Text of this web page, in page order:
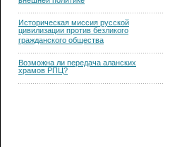
Историческая миссия русской
цивилизации против безликого
гражданского общества
Возможна ли передача аланских
храмов РПЦ?